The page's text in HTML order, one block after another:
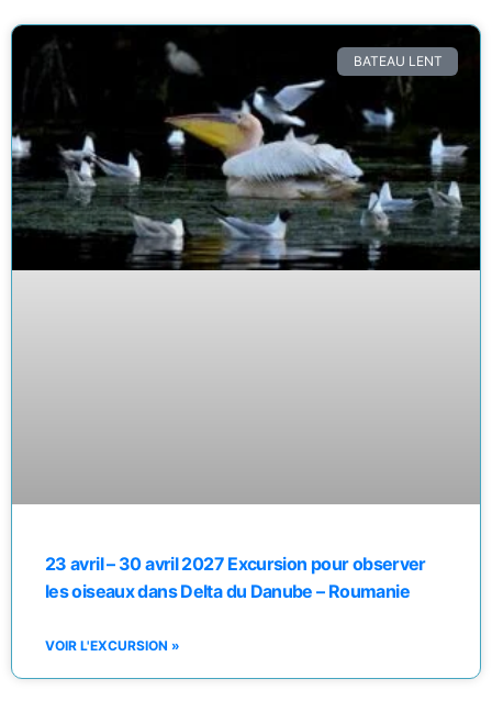
BATEAU LENT
23 avril – 30 avril 2027 Excursion pour observer
les oiseaux dans Delta du Danube – Roumanie
VOIR L'EXCURSION »